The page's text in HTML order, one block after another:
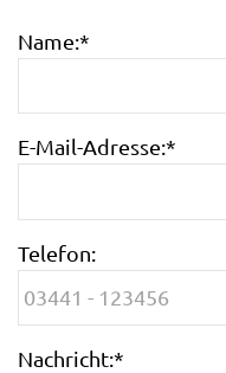
Name:*
E-Mail-Adresse:*
Telefon:
Nachricht:*